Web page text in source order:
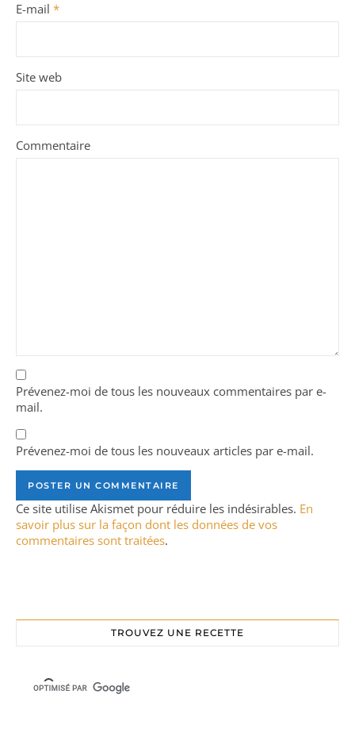
E-mail *
Site web
Commentaire
Prévenez-moi de tous les nouveaux commentaires par e-
mail.
Prévenez-moi de tous les nouveaux articles par e-mail.
Ce site utilise Akismet pour réduire les indésirables. En
savoir plus sur la façon dont les données de vos
commentaires sont traitées.
TROUVEZ UNE RECETTE